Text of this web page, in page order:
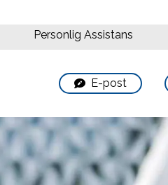
Personlig Assistans
book
tour
E-post